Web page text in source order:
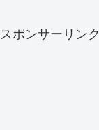
スポンサーリンク